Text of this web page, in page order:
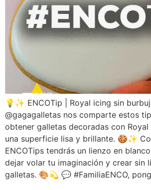
💡✨ ENCOTip | Royal icing sin
@gagagalletas nos comparte estos
obtener galletas decoradas con Royal
una superficie lisa y brillante. 🍪✨
ENCOTips tendrás un lienzo en
dejar volar tu imaginación y crear sin
galletas. 🎨💫 💬 #FamiliaENCO,